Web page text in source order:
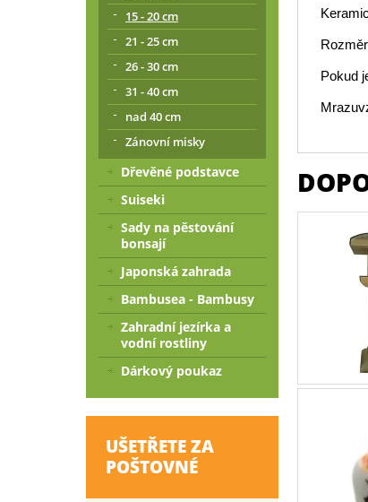
Pokud
15 - 20 cm
21 - 25 cm
26 - 30 cm
31 - 40 cm
nad 40 cm
Zánovní misky
Dřevěné podstavce
Suiseki
Sady na pěstování
bonsají
Japonská zahrada
Bambusea - Bambusy
Zahradní jezírka a
vodní rostliny
Dárkový poukaz
UŠETŘETE ZA
POŠTOVNÉ